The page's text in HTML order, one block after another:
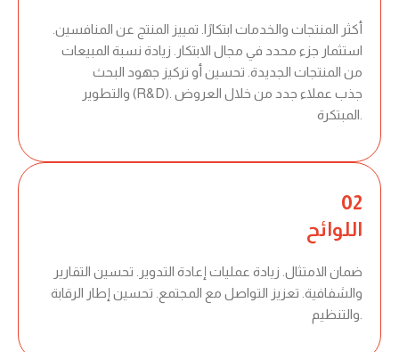
أكثر المنتجات والخدمات ابتكارًا. تمييز المنتج عن المنافسين.
استثمار جزء محدد في مجال الابتكار. زيادة نسبة المبيعات
من المنتجات الجديدة. تحسين أو تركيز جهود البحث
والتطوير (R&D). جذب عملاء جدد من خلال العروض
02
اللوائح
ضمان الامتثال. زيادة عمليات إعادة التدوير. تحسين التقارير
والشفافية. تعزيز التواصل مع المجتمع. تحسين إطار الرقابة